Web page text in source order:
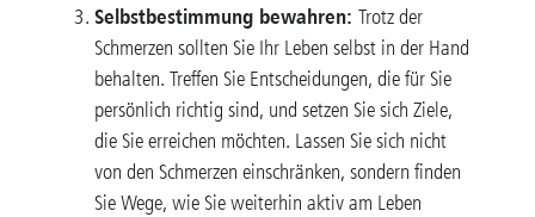
Selbstbestimmung bewahren: Trotz der
Schmerzen sollten Sie Ihr Leben selbst in der Hand
behalten. Treffen Sie Entscheidungen, die für Sie
persönlich richtig sind, und setzen Sie sich Ziele,
die Sie erreichen möchten. Lassen Sie sich nicht
von den Schmerzen einschränken, sondern finden
Sie Wege, wie Sie weiterhin aktiv am Leben